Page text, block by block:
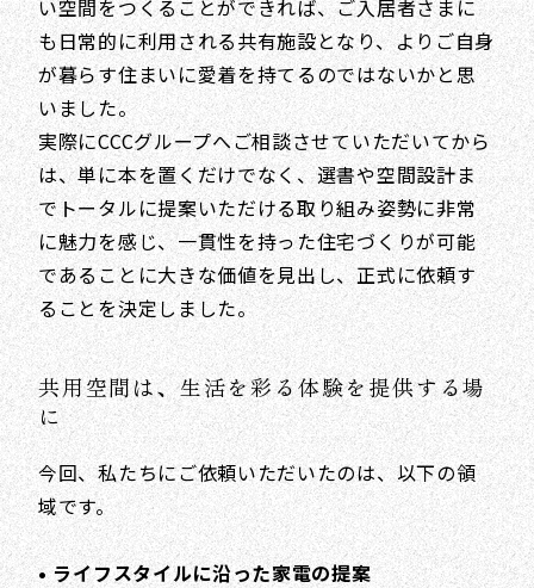
い空間をつくることができれば、ご入居者さまに
も日常的に利用される共有施設となり、よりご自身
が暮らす住まいに愛着を持てるのではないかと思
いました。
実際にCCCグループへご相談させていただいてから
は、単に本を置くだけでなく、選書や空間設計ま
でトータルに提案いただける取り組み姿勢に非常
に魅力を感じ、一貫性を持った住宅づくりが可能
であることに大きな価値を見出し、正式に依頼す
ることを決定しました。
共用空間は、生活を彩る体験を提供する場
に
今回、私たちにご依頼いただいたのは、以下の領
域です。
• ライフスタイルに沿った家電の提案